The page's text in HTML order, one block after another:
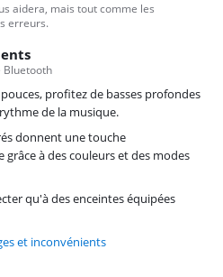
aidera, mais tout comme les
erreurs.
Bluetooth
profitez de basses profondes
de la musique.
donnent une touche
à des couleurs et des modes
qu'à des enceintes équipées
et inconvénients